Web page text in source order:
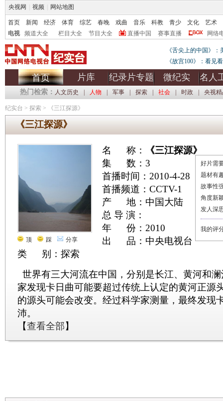
央视网 视频 网站地图
首页 新闻 经济 体育 综艺 春晚 戏曲 音乐 科教 青少 文化
艺术
电视
频道大全 栏目大全 节目大全 直播中国 赛事直播 网络
《舌尖上的中国》
《故宫100》：看见
首页 片库 纪录片专题 微纪实 名人
热门检索： 人文历史 人物 军事 探索 社会 时政 央视
纪实台 > 探索 > 《三江探源》
《三江探源》
顶 踩 分享
名 称：
《三江探源》
集 数：3
首播时间：2010-4-28
首播频道：CCTV-1
产 地：中国大陆
总 导 演：
年 份：2010
出 品：中央电视台
类 别：探索
世界有三大河流在中国，分别是长江、黄河和
家发现卡日曲可能要超过传统上认定的黄河正源
的源头可能会改变。经过科学家测量，最终发现
沛。
【查看全部】
好片需
题材有
故事性
角度新
发人深
我的评